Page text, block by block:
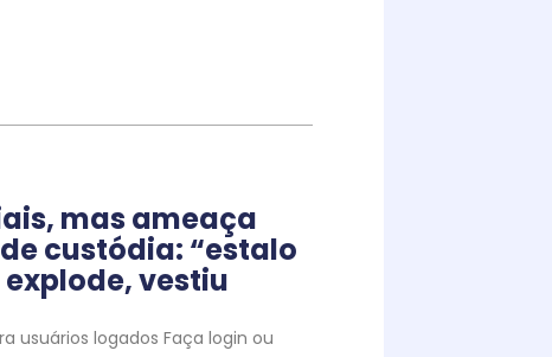
mas ameaça
custódia: “estalo
vestiu
usuários logados Faça login ou